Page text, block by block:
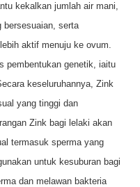
kekalkan jumlah air mani,
bersesuaian, serta
aktif menuju ke ovum.
pembentukan genetik, iaitu
keseluruhannya, Zink
yang tinggi dan
Zink bagi lelaki akan
termasuk sperma yang
untuk kesuburan bagi
dan melawan bakteria